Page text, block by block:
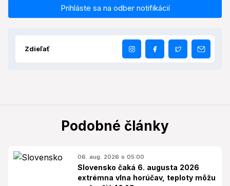
Prihláste sa na odber notifikácií
Zdieľať
Podobné články
06. aug. 2026 o 05:00
Slovensko čaká 6. augusta 2026
extrémna vlna horúčav, teploty môžu